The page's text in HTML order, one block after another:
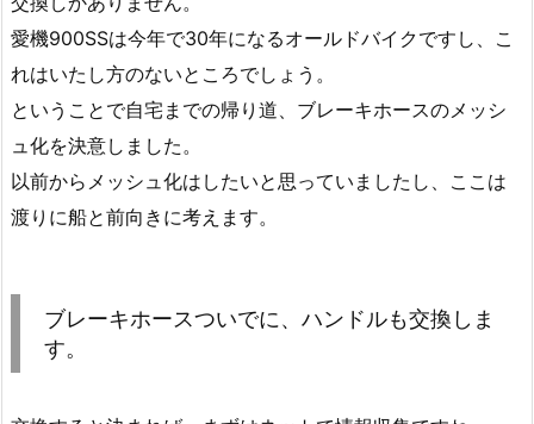
愛機900SSは今年で30年になるオールドバイクですし、こ
れはいたし方のないところでしょう。
ということで自宅までの帰り道、ブレーキホースのメッシ
ュ化を決意しました。
以前からメッシュ化はしたいと思っていましたし、ここは
渡りに船と前向きに考えます。
ブレーキホースついでに、ハンドルも交換しま
す。